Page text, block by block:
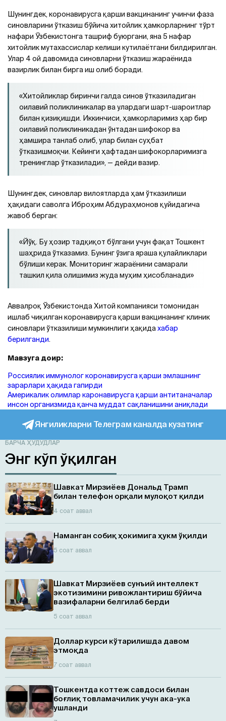
Шунингдек, коронавирусга қарши вакцинанинг учинчи фаза
синовларини ўтказиш бўйича хитойлик ҳамкорларнинг тўрт
нафари Ўзбекистонга ташриф буюргани, яна 5 нафар
хитойлик мутахассислар келиши кутилаётгани билдирилган.
Улар 4 ой давомида синовларни ўтказиш жараёнида
вазирлик билан бирга иш олиб боради.
«Хитойликлар биринчи галда синов ўтказиладиган
оилавий поликлиникалар ва улардаги шарт-шароитлар
билан қизиқишди. Иккинчиси, ҳамкорларимиз ҳар бир
оилавий поликлиникадан ўнтадан шифокор ва
ҳамшира танлаб олиб, улар билан суҳбат
ўтказишмоқчи. Кейинги ҳафтадан шифокорларимизга
тренинглар ўтказилади», — дейди вазир.
Шунингдек, синовлар вилоятларда ҳам ўтказилиши
ҳақидаги саволга Иброҳим Абдураҳмонов қуйидагича
жавоб берган:
«Йўқ. Бу ҳозир тадқиқот бўлгани учун фақат Тошкент
шаҳрида ўтказамиз. Бунинг ўзига яраша қулайликлари
бўлиши керак. Мониторинг жараёнини самарали
ташкил қила олишимиз жуда муҳим ҳисобланади»
Аввалроқ Ўзбекистонда Хитой компанияси томонидан
ишлаб чиқилган коронавирусга қарши вакцинанинг клиник
синовлари ўтказилиши мумкинлиги ҳақидахабар
берилганди.
Мавзуга доир:
Россиялик иммунолог коронавирусга қарши эмлашнинг
зарарлари ҳақида гапирди
Америкалик олимлар каронавирусга қарши антитаначалар
инсон организмида қанча муддат сақланишини аниқлади
Янгиликларни Телеграм каналда кузатинг
БАРЧА ҲУДУДЛАР
Энг кўп ўқилган
Шавкат Мирзиёев Дональд Трамп
билан телефон орқали мулоқот қилди
4 соат аввал
Наманган собиқ ҳокимига ҳукм ўқилди
5 соат аввал
Шавкат Мирзиёев сунъий интеллект
экотизимини ривожлантириш бўйича
вазифаларни белгилаб берди
5 соат аввал
Доллар курси кўтарилишда давом
этмоқда
7 соат аввал
Тошкентда коттеж савдоси билан
боғлиқ товламачилик учун ака-ука
ушланди